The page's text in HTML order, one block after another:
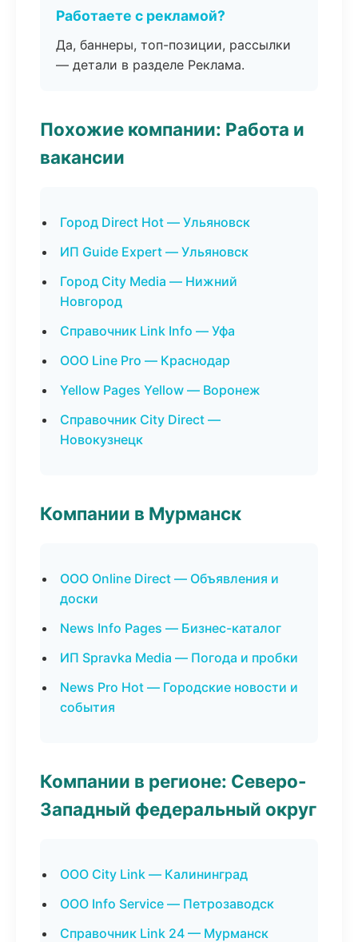
Работаете с рекламой?
Да, баннеры, топ-позиции, рассылки
— детали в разделе Реклама.
Похожие компании: Работа и
вакансии
Город Direct Hot — Ульяновск
ИП Guide Expert — Ульяновск
Город City Media — Нижний
Новгород
Справочник Link Info — Уфа
ООО Line Pro — Краснодар
Yellow Pages Yellow — Воронеж
Справочник City Direct —
Новокузнецк
Компании в Мурманск
ООО Online Direct — Объявления и
доски
News Info Pages — Бизнес-каталог
ИП Spravka Media — Погода и пробки
News Pro Hot — Городские новости и
события
Компании в регионе: Северо-
Западный федеральный округ
ООО City Link — Калининград
ООО Info Service — Петрозаводск
Справочник Link 24 — Мурманск